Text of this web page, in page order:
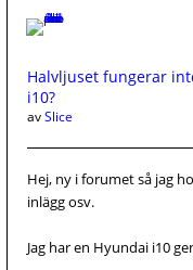
Halvljuset fungerar
i10?
avSlice
Hej, ny i forumet så jag
inlägg osv.
Jag har en Hyundai i10